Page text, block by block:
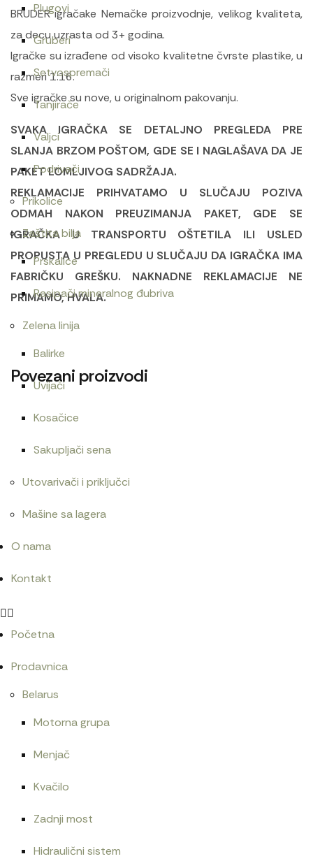
Plugovi
Gruberi
Setvospremači
Tanjirače
Valjci
Podrivači
Prikolice
Zaštita bilja
Prskalice
Rasipači mineralnog đubriva
Zelena linija
Balirke
Uvijači
Kosačice
Sakupljači sena
Utovarivači i priključci
Mašine sa lagera
O nama
Kontakt
Početna
Prodavnica
Belarus
Motorna grupa
Menjač
Kvačilo
Zadnji most
Hidraulični sistem
BRUDER igračake Nemačke proizvodnje, velikog kvaliteta,
za decu uzrasta od 3+ godina.
Igračke su izrađene od visoko kvalitetne čvrste plastike, u
razmeri 1:16.
Sve igračke su nove, u originalnom pakovanju.
SVAKA IGRAČKA SE DETALJNO PREGLEDA PRE
SLANJA BRZOM POŠTOM, GDE SE I NAGLAŠAVA DA JE
PAKET LOMLJIVOG SADRŽAJA.
REKLAMACIJE PRIHVATAMO U SLUČAJU POZIVA
ODMAH NAKON PREUZIMANJA PAKET, GDE SE
IGRAČKA U TRANSPORTU OŠTETILA ILI USLED
PROPUSTA U PREGLEDU U SLUČAJU DA IGRAČKA IMA
FABRIČKU GREŠKU. NAKNADNE REKLAMACIJE NE
PRIMAMO, HVALA.
Povezani proizvodi
Bruder Mercedes Benz Arocs sa kranom/036515
4.500
2.220